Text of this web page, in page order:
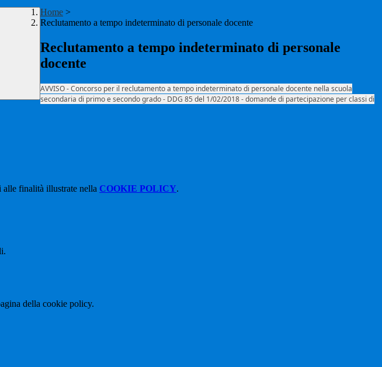
Home >
Reclutamento a tempo indeterminato di personale docente
Reclutamento a tempo indeterminato di personale
docente
AVVISO - Concorso per il reclutamento a tempo indeterminato di personale docente nella scuola
secondaria di primo e secondo grado - DDG 85 del 1/02/2018 - domande di partecipazione per classi di
finalità illustrate nella COOKIE POLICY.
della cookie policy.